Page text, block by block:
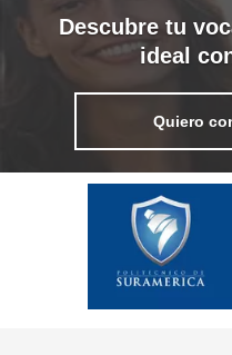
Descubre tu
ideal
Quiero